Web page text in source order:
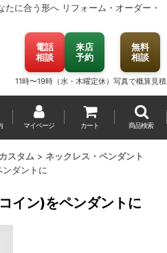
たに合う形へ リフォーム・オーダー・
電話
相談
来店
予約
11時〜19時（水・木曜定休）
無料
相談
写真で概算見積
マイページ カート 商品検索
スタム > ネックレス・ペンダント
ンダントに
イン)をペンダントに